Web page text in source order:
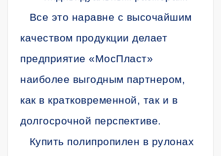
Все это наравне с высочайшим
качеством продукции делает
предприятие «МосПласт»
наиболее выгодным партнером,
как в кратковременной, так и в
долгосрочной перспективе.
Купить полипропилен в рулонах